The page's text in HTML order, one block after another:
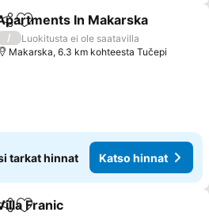
Lisää suosikkeihin
In Makarska
/
Luokitusta ei ole saatavilla
Makarska, 6.3 km kohteesta Tučepi
tarkat hinnat Katso hinnat
Franic